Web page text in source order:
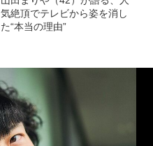
23歳で緊急入院し、医者は
「もう治ることはない」と…
た“本当の理由”